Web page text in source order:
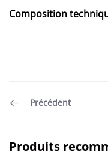
Composition
Précédent
Produits